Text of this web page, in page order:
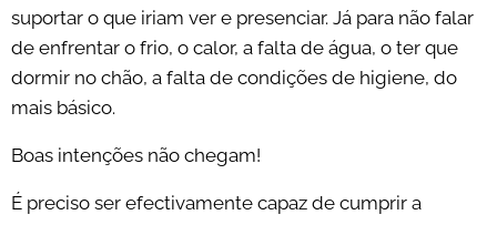
suportar o que iriam ver e presenciar. Já para não falar
de enfrentar o frio, o calor, a falta de água, o ter que
dormir no chão, a falta de condições de higiene, do
mais básico.
Boas intenções não chegam!
É preciso ser efectivamente capaz de cumprir a